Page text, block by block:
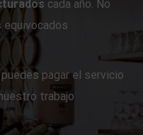
cada año. No
pagar el servicio
trabajo